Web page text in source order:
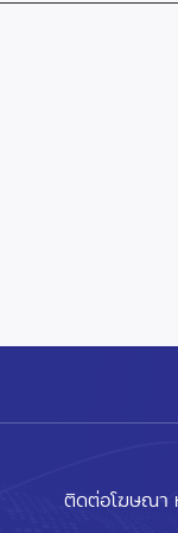
ติดต่อโฆษณา